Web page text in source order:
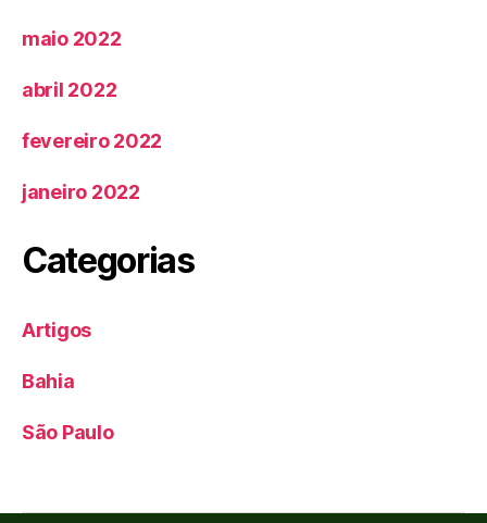
maio 2022
abril 2022
fevereiro 2022
janeiro 2022
Categorias
Artigos
Bahia
São Paulo